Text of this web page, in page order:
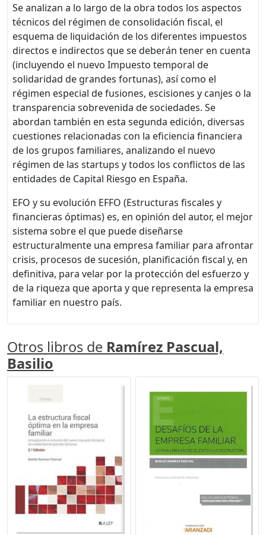
Se analizan a lo largo de la obra todos los aspectos
técnicos del régimen de consolidación fiscal, el
esquema de liquidación de los diferentes impuestos
directos e indirectos que se deberán tener en cuenta
(incluyendo el nuevo Impuesto temporal de
solidaridad de grandes fortunas), así como el
régimen especial de fusiones, escisiones y canjes o la
transparencia sobrevenida de sociedades. Se
abordan también en esta segunda edición, diversas
cuestiones relacionadas con la eficiencia financiera
de los grupos familiares, analizando el nuevo
régimen de las startups y todos los conflictos de las
entidades de Capital Riesgo en España.
EFO y su evolución EFFO (Estructuras fiscales y
financieras óptimas) es, en opinión del autor, el mejor
sistema sobre el que puede diseñarse
estructuralmente una empresa familiar para afrontar
crisis, procesos de sucesión, planificación fiscal y, en
definitiva, para velar por la protección del esfuerzo y
de la riqueza que aporta y que representa la empresa
familiar en nuestro país.
Otros libros de Ramírez Pascual,
Basilio